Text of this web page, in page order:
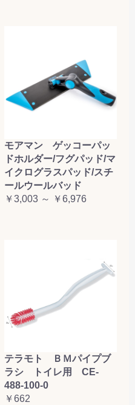
モアマン ゲッコーパッ
ドホルダー/フグパッド/マ
イクログラスパッド/スチ
ールウールバッド
￥3,003 ～ ￥6,976
テラモト ＢＭパイプブ
ラシ トイレ用 CE-
488-100-0
￥662